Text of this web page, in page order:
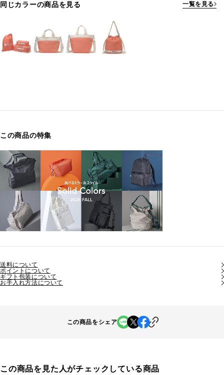
同じカラーの商品を見る 一覧を見る
この商品の特集
送料について
ポイントについて
ギフト包装について
お手入れ方法について
この商品をシェア
この商品を見た人がチェックしている商品